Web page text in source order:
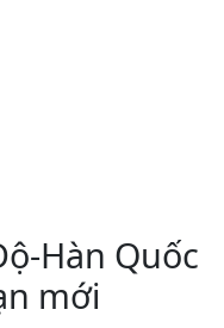
Hàn Quốc
mới